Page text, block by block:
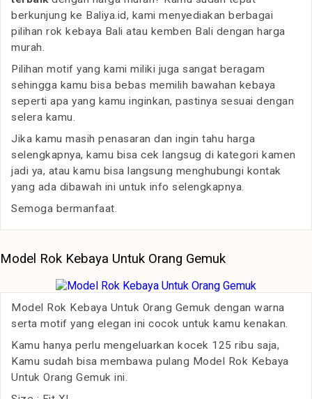
berkunjung ke Baliya.id, kami menyediakan berbagai
pilihan rok kebaya Bali atau kemben Bali dengan harga
murah.
Pilihan motif yang kami miliki juga sangat beragam
sehingga kamu bisa bebas memilih bawahan kebaya
seperti apa yang kamu inginkan, pastinya sesuai dengan
selera kamu.
Jika kamu masih penasaran dan ingin tahu harga
selengkapnya, kamu bisa cek langsug di kategori kamen
jadi ya, atau kamu bisa langsung menghubungi kontak
yang ada dibawah ini untuk info selengkapnya.
Semoga bermanfaat.
Model Rok Kebaya Untuk Orang Gemuk
Model Rok Kebaya Untuk Orang Gemuk dengan warna
serta motif yang elegan ini cocok untuk kamu kenakan.
Kamu hanya perlu mengeluarkan kocek 125 ribu saja,
Kamu sudah bisa membawa pulang Model Rok Kebaya
Untuk Orang Gemuk ini.